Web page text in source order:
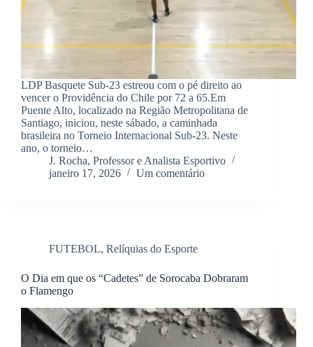
LDP Basquete Sub-23 estreou com o pé direito ao
vencer o Providência do Chile por 72 a 65.​Em
Puente Alto, localizado na Região Metropolitana de
Santiago, iniciou, neste sábado, a caminhada
brasileira no Torneio Internacional Sub-23. Neste
ano, o torneio…
J. Rocha, Professor e Analista Esportivo
janeiro 17, 2026
Um comentário
FUTEBOL, Relíquias do Esporte
O Dia em que os “Cadetes” de Sorocaba Dobraram
o Flamengo